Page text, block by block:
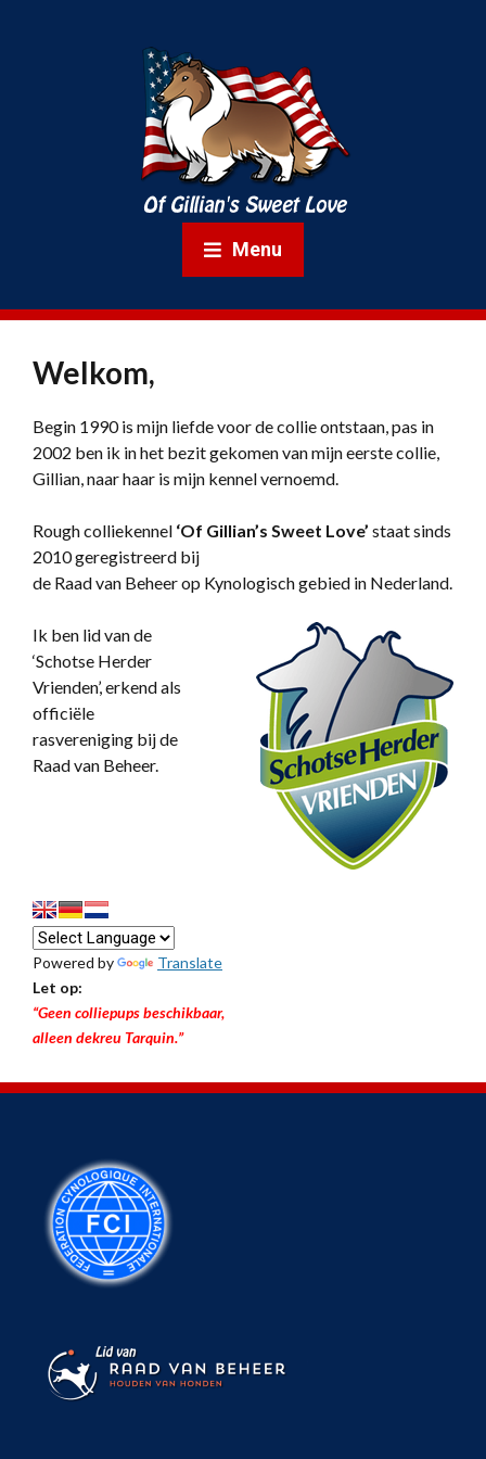
Menu
Welkom,
Begin 1990 is mijn liefde voor de collie ontstaan, pas in
2002 ben ik in het bezit gekomen van mijn eerste collie,
Gillian, naar haar is mijn kennel vernoemd.
Rough colliekennel ‘Of Gillian’s Sweet Love’ staat sinds
2010 geregistreerd bij
de Raad van Beheer op Kynologisch gebied in Nederland.
Ik ben lid van de
‘Schotse Herder
Vrienden’, erkend als
officiële
rasvereniging bij de
Raad van Beheer.
Powered by
Translate
Let op:
“Geen colliepups beschikbaar,
alleen dekreu Tarquin.”